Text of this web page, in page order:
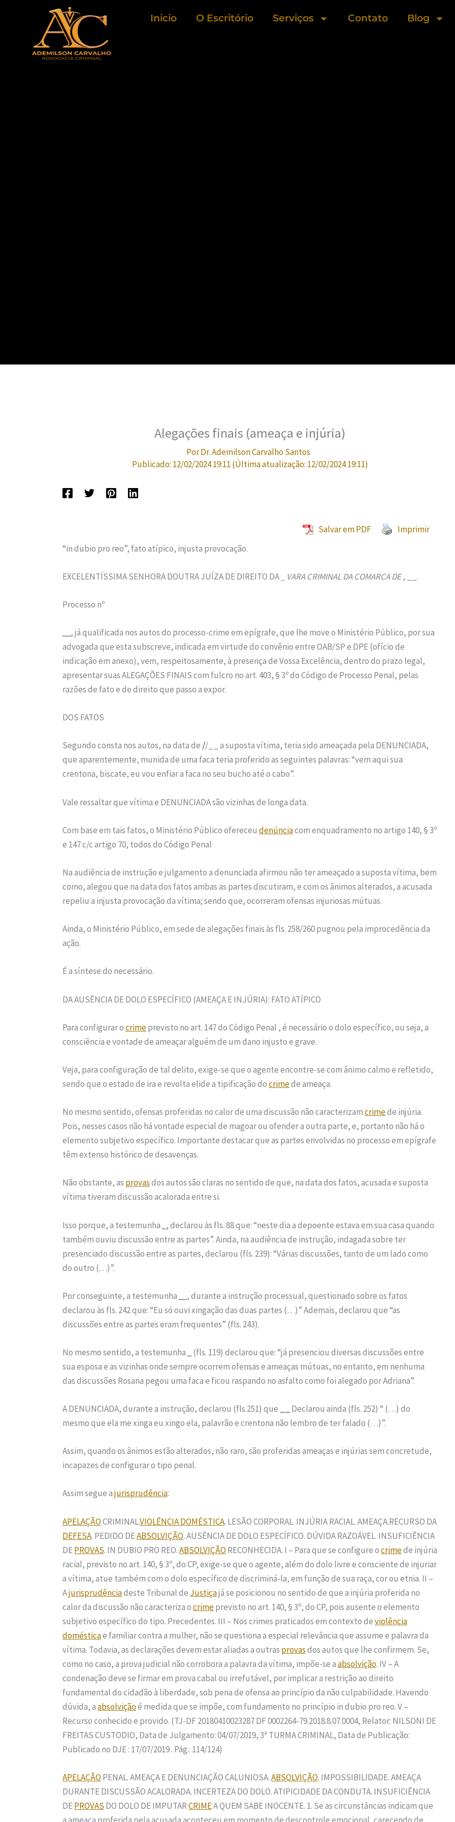
conteúdo
Inicio O Escritório Serviços Contato Blog
Alegações finais (ameaça e injúria)
PorDr. Ademilson Carvalho Santos
Publicado: 12/02/2024 19:11 (Última atualização: 12/02/2024 19:11)
Salvar em PDF
Imprimir
“in dubio pro reo”, fato atípico, injusta provocação.
EXCELENTÍSSIMA SENHORA DOUTRA JUÍZA DE DIREITO DA _ VARA CRIMINAL DA COMARCA DE, __.
Processo nº
, já qualificada nos autos do processo-crime em epígrafe, que lhe move o Ministério Público, por sua
advogada que esta subscreve, indicada em virtude do convênio entre OAB/SP e DPE (ofício de
indicação em anexo), vem, respeitosamente, à presença de Vossa Excelência, dentro do prazo legal,
apresentar suas ALEGAÇÕES FINAIS com fulcro no art. 403, § 3º do Código de Processo Penal, pelas
razões de fato e de direito que passo a expor.
DOS FATOS
Segundo consta nos autos, na data de//__ a suposta vítima, teria sido ameaçada pela DENUNCIADA,
que aparentemente, munida de uma faca teria proferido as seguintes palavras: “vem aqui sua
crentona, biscate, eu vou enfiar a faca no seu bucho até o cabo”.
Vale ressaltar que vítima e DENUNCIADA são vizinhas de longa data.
Com base em tais fatos, o Ministério Público ofereceu denúnciacom enquadramento no artigo 140, § 3º
e 147 c/c artigo 70, todos do Código Penal
Na audiência de instrução e julgamento a denunciada afirmou não ter ameaçado a suposta vítima, bem
como, alegou que na data dos fatos ambas as partes discutiram, e com os ânimos alterados, a acusada
repeliu a injusta provocação da vítima; sendo que, ocorreram ofensas injuriosas mútuas.
Ainda, o Ministério Público, em sede de alegações finais às fls. 258/260 pugnou pela improcedência da
ação.
É a síntese do necessário.
DA AUSÊNCIA DE DOLO ESPECÍFICO (AMEAÇA E INJÚRIA): FATO ATÍPICO
Para configurar ocrimeprevisto no art. 147 do Código Penal , é necessário o dolo específico, ou seja, a
consciência e vontade de ameaçar alguém de um dano injusto e grave.
Veja, para configuração de tal delito, exige-se que o agente encontre-se com ânimo calmo e refletido,
sendo que o estado de ira e revolta elide a tipificação docrimede ameaça.
No mesmo sentido, ofensas proferidas no calor de uma discussão não caracterizamcrimede injúria.
Pois, nesses casos não há vontade especial de magoar ou ofender a outra parte, e, portanto não há o
elemento subjetivo específico. Importante destacar que as partes envolvidas no processo em epígrafe
têm extenso histórico de desavenças.
Não obstante, as provasdos autos são claras no sentido de que, na data dos fatos, acusada e suposta
vítima tiveram discussão acalorada entre si.
Isso porque, a testemunha , declarou às fls. 88 que: “neste dia a depoente estava em sua casa quando
também ouviu discussão entre as partes”. Ainda, na audiência de instrução, indagada sobre ter
presenciado discussão entre as partes, declarou (fls. 239): “Várias discussões, tanto de um lado como
do outro (…)”.
Por conseguinte, a testemunha
, durante a instrução processual, questionado sobre os fatos
declarou às fls. 242 que: “Eu só ouvi xingação das duas partes (…)” Ademais, declarou que “as
discussões entre as partes eram frequentes” (fls. 243).
No mesmo sentido, a testemunha
(fls. 119) declarou que: “já presenciou diversas discussões entre
sua esposa e as vizinhas onde sempre ocorrem ofensas e ameaças mútuas, no entanto, em nenhuma
das discussões Rosana pegou uma faca e ficou raspando no asfalto como foi alegado por Adriana”.
A DENUNCIADA, durante a instrução, declarou (fls.251) que
Declarou ainda (fls. 252) “ (…) do
mesmo que ela me xinga eu xingo ela, palavrão e crentona não lembro de ter falado (…)”.
Assim, quando os ânimos estão alterados, não raro, são proferidas ameaças e injúrias sem concretude,
incapazes de configurar o tipo penal.
Assim segue ajurisprudência:
APELAÇÃOCRIMINAL.VIOLÊNCIA DOMÉSTICA. LESÃO CORPORAL. INJÚRIA RACIAL. AMEAÇA.RECURSO DA
DEFESA. PEDIDO DEABSOLVIÇÃO. AUSÊNCIA DE DOLO ESPECÍFICO. DÚVIDA RAZOÁVEL. INSUFICIÊNCIA
DEPROVAS. IN DUBIO PRO REO.ABSOLVIÇÃO RECONHECIDA. I – Para que se configure ocrimede injúria
racial, previsto no art. 140, § 3º, do CP, exige-se que o agente, além do dolo livre e consciente de injuriar
a vítima, atue também com o dolo específico de discriminá-la, em função de sua raça, cor ou etnia. II –
Ajurisprudênciadeste Tribunal de Justiçajá se posicionou no sentido de que a injúria proferida no
calor da discussão não caracteriza ocrimeprevisto no art. 140, § 3º, do CP, pois ausente o elemento
subjetivo específico do tipo. Precedentes. III – Nos crimes praticados em contexto deviolência
domésticae familiar contra a mulher, não se questiona a especial relevância que assume e palavra da
vítima. Todavia, as declarações devem estar aliadas a outras provasdos autos que lhe confirmem. Se,
como no caso, a prova judicial não corrobora a palavra da vítima, impõe-se aabsolvição. IV – A
condenação deve se firmar em prova cabal ou irrefutável, por implicar a restrição ao direito
fundamental do cidadão à liberdade, sob pena de ofensa ao princípio da não culpabilidade. Havendo
dúvida, aabsolviçãoé medida que se impõe, com fundamento no princípio in dubio pro reo. V –
Recurso conhecido e provido. (TJ-DF 20180410023287 DF 0002264-79.2018.8.07.0004, Relator: NILSONI DE
FREITAS CUSTODIO, Data de Julgamento: 04/07/2019, 3ª TURMA CRIMINAL, Data de Publicação:
Publicado no DJE : 17/07/2019 . Pág.: 114/124)
APELAÇÃO PENAL. AMEAÇA E DENUNCIAÇÃO CALUNIOSA.ABSOLVIÇÃO. IMPOSSIBILIDADE. AMEAÇA
DURANTE DISCUSSÃO ACALORADA. INCERTEZA DO DOLO. ATIPICIDADE DA CONDUTA. INSUFICIÊNCIA
DEPROVAS DO DOLO DE IMPUTARCRIMEA QUEM SABE INOCENTE. 1. Se as circunstâncias indicam que